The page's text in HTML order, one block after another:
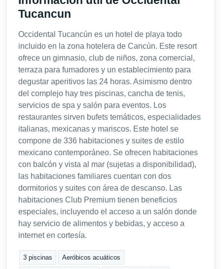
Tucancun
Occidental Tucancún es un hotel de playa todo
incluido en la zona hotelera de Cancún. Este resort
ofrece un gimnasio, club de niños, zona comercial,
terraza para fumadores y un establecimiento para
degustar aperitivos las 24 horas. Asimismo dentro
del complejo hay tres piscinas, cancha de tenis,
servicios de spa y salón para eventos. Los
restaurantes sirven bufets temáticos, especialidades
italianas, mexicanas y mariscos. Este hotel se
compone de 336 habitaciones y suites de estilo
mexicano contemporáneo. Se ofrecen habitaciones
con balcón y vista al mar (sujetas a disponibilidad),
las habitaciones familiares cuentan con dos
dormitorios y suites con área de descanso. Las
habitaciones Club Premium tienen beneficios
especiales, incluyendo el acceso a un salón donde
hay servicio de alimentos y bebidas, y acceso a
internet en cortesía.
3 piscinas Aeróbicos acuáticos